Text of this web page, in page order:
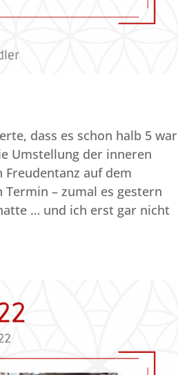
dass es schon halb 5 war
Umstellung der inneren
auf dem
– zumal es gestern
… und ich erst gar nicht